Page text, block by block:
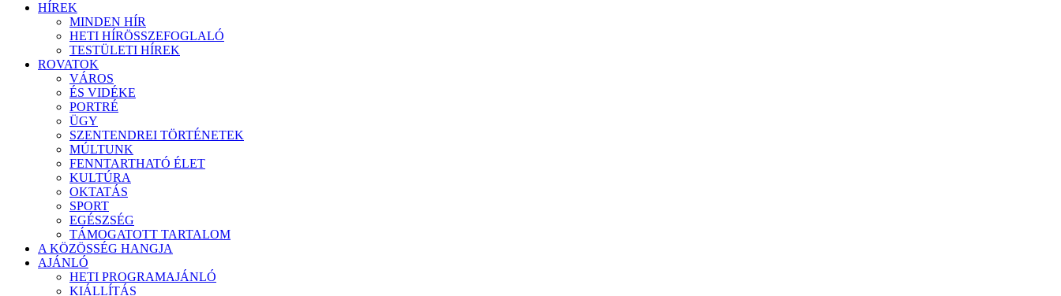
HÍREK
MINDEN HÍR
HETI HÍRÖSSZEFOGLALÓ
TESTÜLETI HÍREK
ROVATOK
VÁROS
ÉS VIDÉKE
PORTRÉ
ÜGY
SZENTENDREI TÖRTÉNETEK
MÚLTUNK
FENNTARTHATÓ ÉLET
KULTÚRA
OKTATÁS
SPORT
EGÉSZSÉG
TÁMOGATOTT TARTALOM
A KÖZÖSSÉG HANGJA
AJÁNLÓ
HETI PROGRAMAJÁNLÓ
KIÁLLÍTÁS